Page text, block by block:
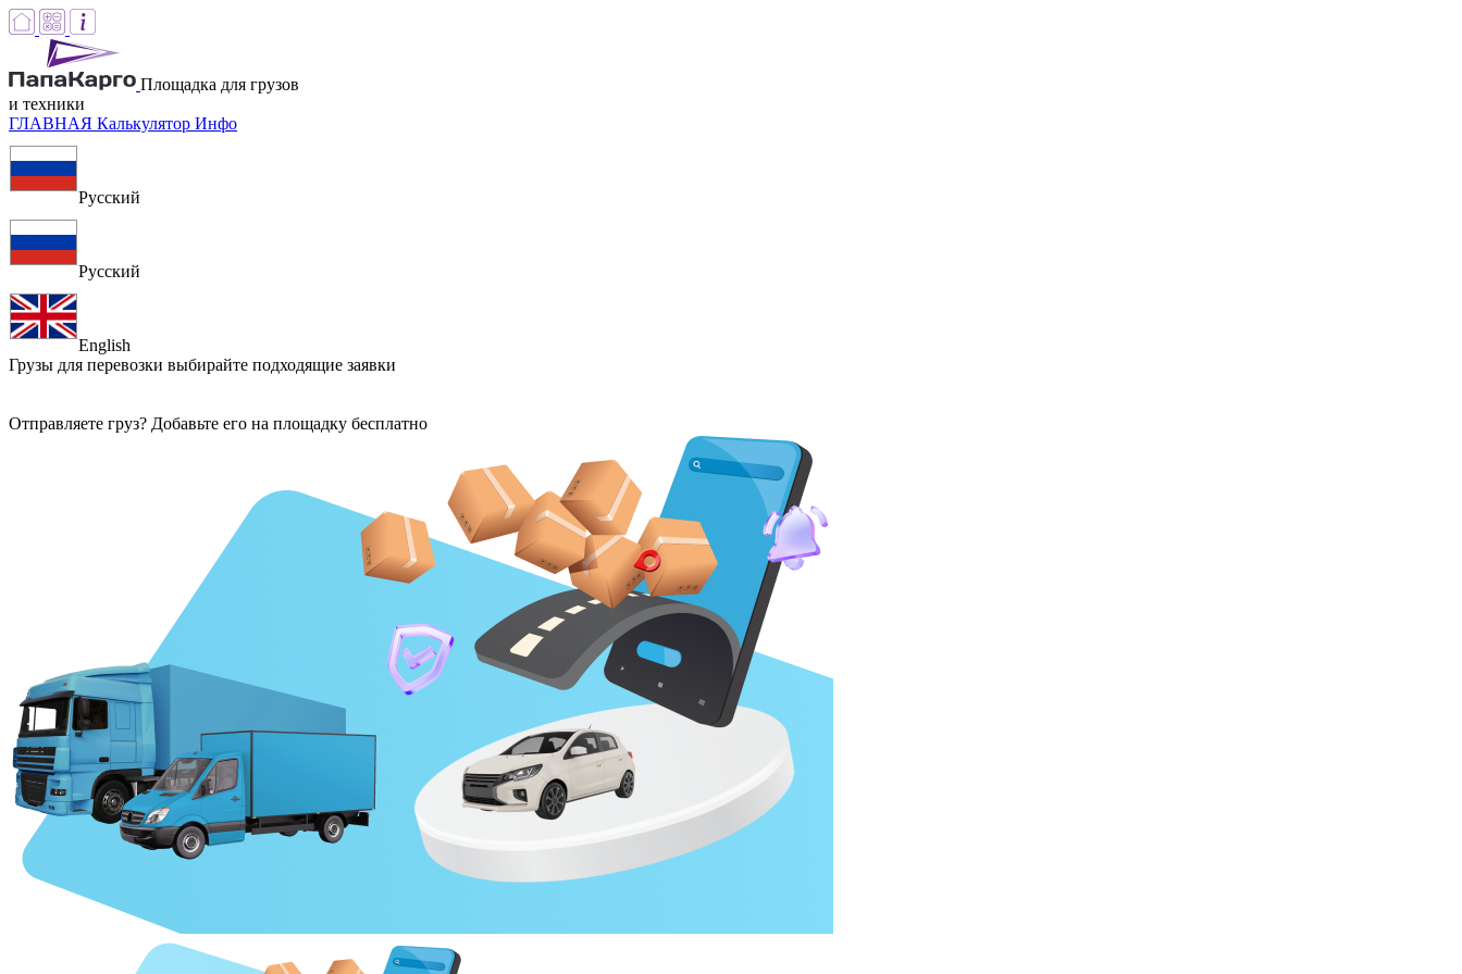
Площадка для грузов
и техники
ГЛАВНАЯ Калькулятор Инфо
Русский
Русский
English
Грузы для перевозки выбирайте подходящие заявки
Отправляете груз? Добавьте его на площадку бесплатно